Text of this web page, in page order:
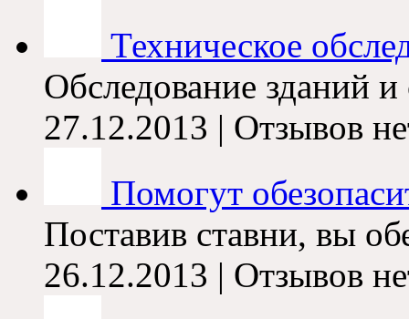
Техническое
Обследование зданий
27.12.2013 | Отзывов
Помогут
Поставив ставни, вы
26.12.2013 | Отзывов